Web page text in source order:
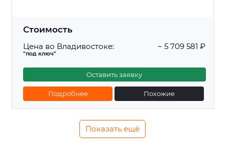
Стоимость
Цена во Владивостоке:
"под ключ"
~ 5 709 581 ₽
Оставить заявку
Подробнее Похожие
Показать ещё